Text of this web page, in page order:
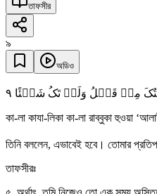
তাফসীর
৯
অডিও
مِنۡ قَبۡلُ وَلَمۡ تَکُ شَیۡئًا ٩
কা-লা কাযা-লিকা কা-লা রাব্বুকা হুওয়া
তিনি বললেন, এভাবেই হবে। তোমার
তাফসীরঃ